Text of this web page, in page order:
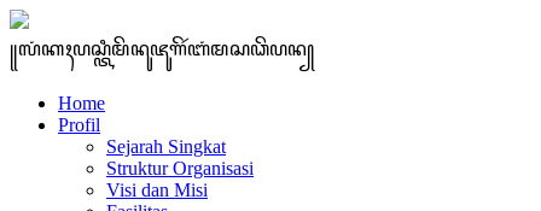
꧋ꦭꦁꦏꦃꦥꦱ꧀ꦠꦶꦩꦼꦤꦸꦗꦸꦒꦼꦂꦧꦁꦩꦱꦣꦼꦥꦤ꧀
Home
Profil
Sejarah Singkat
Struktur Organisasi
Visi dan Misi